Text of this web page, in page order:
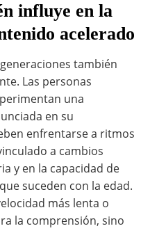
influye en la
acelerado
también
Las personas
una
en su
enfrentarse a ritmos
a cambios
y en la capacidad de
suceden con la edad.
más lenta o
la comprensión, sino